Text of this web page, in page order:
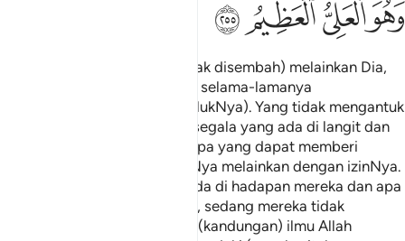
ﳊﳋﳌ ﳍ
Allah, tiada Tuhan (yang berhak disembah) melainkan Dia,
Yang Tetap hidup, Yang Kekal selama-lamanya
mentadbirkan (sekalian makhlukNya). Yang tidak mengantuk
usahkan tidur. Yang memiliki segala yang ada di langit dan
yang ada di bumi. Tiada sesiapa yang dapat memberi
syafaat (pertolongan) di sisiNya melainkan dengan izinNya.
yang mengetahui apa yang ada di hadapan mereka dan apa
yang ada di belakang mereka, sedang mereka tidak
mengetahui sesuatu pun dari (kandungan) ilmu Allah